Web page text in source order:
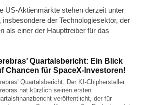
US-Aktienmärkte stehen derzeit unter
der Technologiesektor, der
als einer der Haupttreiber für das
Quartalsbericht: Ein Blick
Chancen für SpaceX-Investoren!
Quartalsbericht: Der KI-Chiphersteller
hat kürzlich seinen ersten
veröffentlicht, der für